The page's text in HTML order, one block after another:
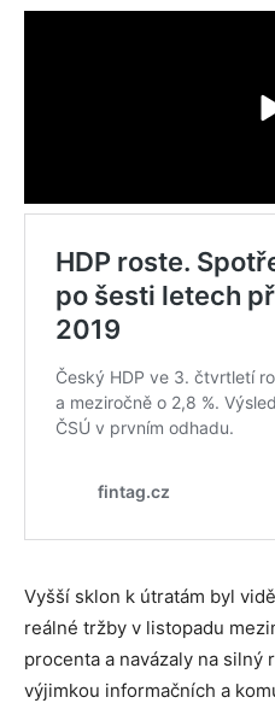
Vyšší sklon k útratám byl
reálné tržby v listopadu
procenta a navázaly na silný
výjimkou informačních a